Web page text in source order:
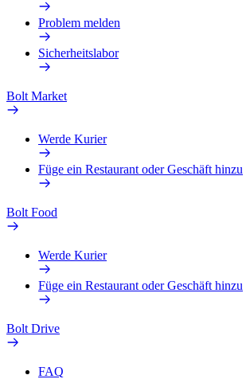
Problem melden
Sicherheitslabor
Bolt Market
Werde Kurier
Füge ein Restaurant oder Geschäft hinzu
Bolt Food
Werde Kurier
Füge ein Restaurant oder Geschäft hinzu
Bolt Drive
FAQ